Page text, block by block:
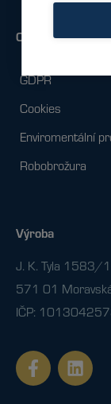
Ostatní
GDPR
Cookies
Enviromentální
Robobrožura
Výroba
J. K. Tyla 1583/
571 01
IČP: